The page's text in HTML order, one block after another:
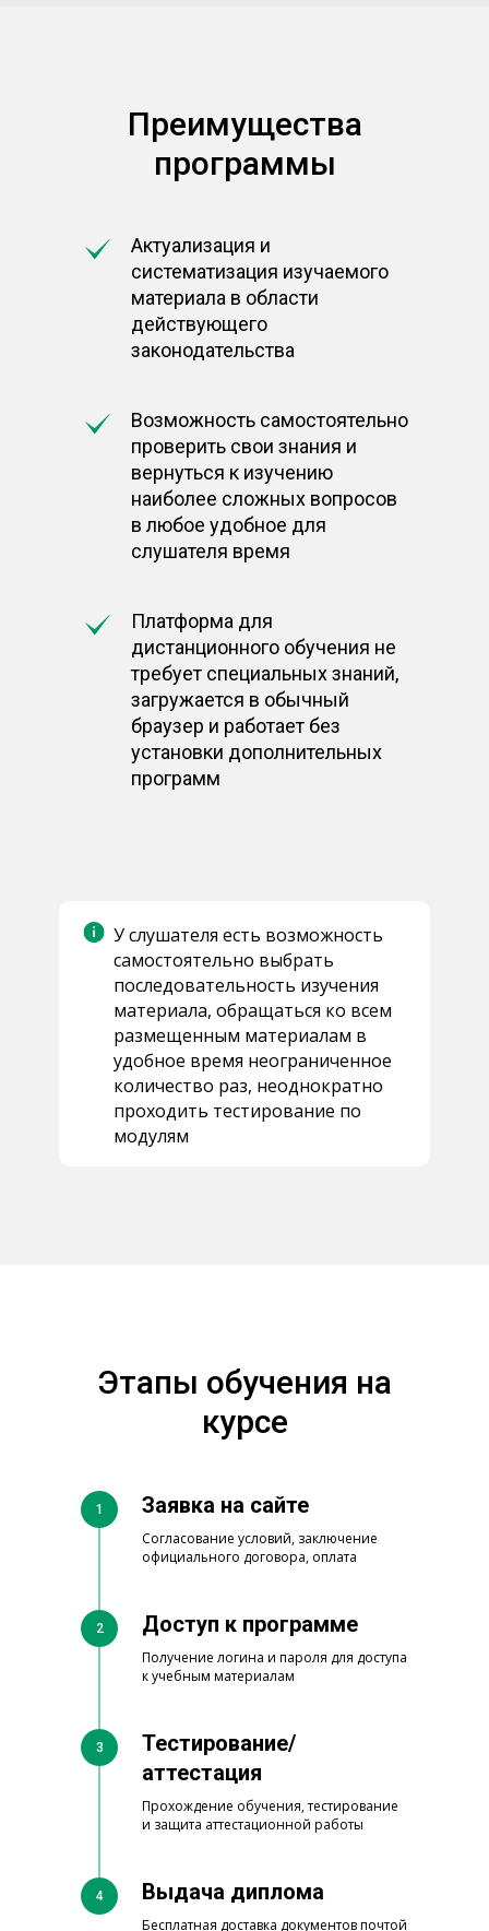
Преимущества
программы
Актуализация и
систематизация изучаемого
материала в области
действующего
законодательства
Возможность самостоятельно
проверить свои знания и
вернуться к изучению
наиболее сложных вопросов
в любое удобное для
слушателя время
Платформа для
дистанционного обучения не
требует специальных знаний,
загружается в обычный
браузер и работает без
установки дополнительных
программ
У слушателя есть возможность
самостоятельно выбрать
последовательность изучения
материала, обращаться ко всем
размещенным материалам в
удобное время неограниченное
количество раз, неоднократно
проходить тестирование по
модулям
Этапы обучения на
курсе
1 Заявка на сайте
Согласование условий, заключение
официального договора, оплата
2 Доступ к программе
Получение ло гина и пароля для доступа
к учебным материалам
3
Тестирование/
аттестация
Прохождение обучения, тестирование
и защита аттестационной работы
4 Выдача диплома
Бесплатная доставка документов почтой